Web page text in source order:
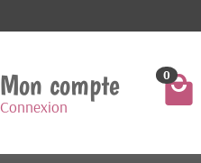
Mon compte
Connexion
0